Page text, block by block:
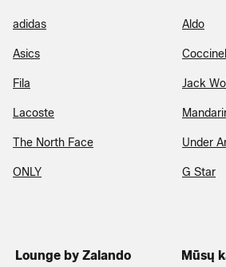
adidas Aldo
Asics
Fila Jack
Lacoste
The North Face Under
ONLY G Star
Lounge by Zalando Mūsų